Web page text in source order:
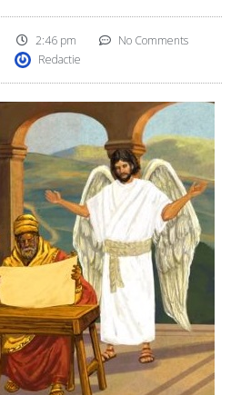
2:46 pm
No Comments
Redactie